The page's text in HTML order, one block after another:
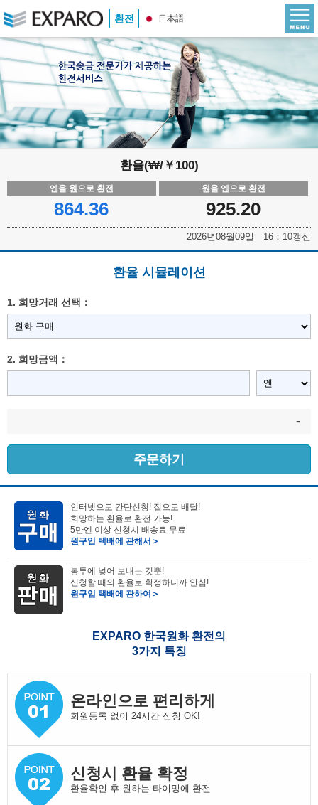
환전 日本語
환율(₩/￥100)
엔을 원으로 환전
864.36
원을 엔으로 환전
925.20
2026년08월09일 16：10갱신
환율 시뮬레이션
1. 희망거래 선택：
2. 희망금액：
-
주문하기
인터넷으로 간단신청! 집으로 배달!
희망하는 환율로 환전 가능!
5만엔 이상 신청시 배송료 무료
원구입 택배에 관해서＞
봉투에 넣어 보내는 것뿐!
신청할 때의 환율로 확정하니까 안심!
원구입 택배에 관하여＞
EXPARO 한국원화 환전의
3가지 특징
온라인으로 편리하게
회원등록 없이 24시간 신청 OK!
신청시 환율 확정
환율확인 후 원하는 타이밍에 환전